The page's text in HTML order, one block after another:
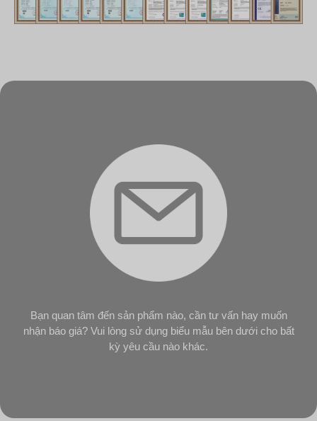
Bạn quan tâm đến sản phẩm nào, cần tư vấn hay muốn
nhận báo giá? Vui lòng sử dụng biểu mẫu bên dưới cho bất
kỳ yêu cầu nào khác.